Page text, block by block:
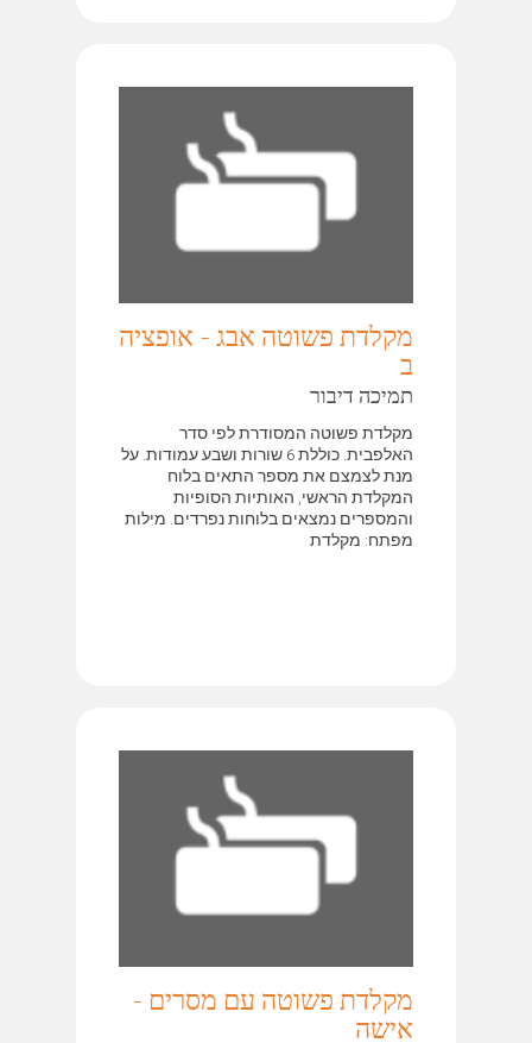
מקלדת פשוטה אבג - אופציה
ב
תמיכה דיבור
מקלדת פשוטה המסודרת לפי סדר
האלפבית. כוללת 6 שורות ושבע עמודות. על
מנת לצמצם את מספר התאים בלוח
המקלדת הראשי, האותיות הסופיות
והמספרים נמצאים בלוחות נפרדים. מילות
מפתח: מקלדת
מקלדת פשוטה עם מסרים -
אישה